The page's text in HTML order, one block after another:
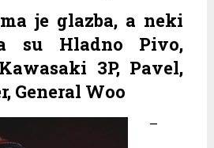
je glazba, a neki
su Hladno Pivo,
3P, Pavel,
General Woo
–